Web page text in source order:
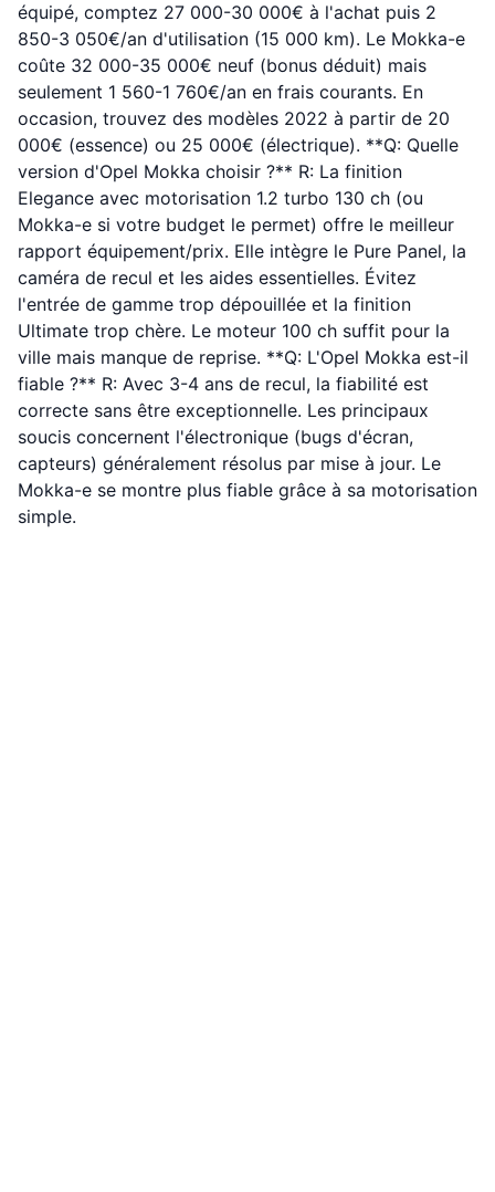
équipé, comptez 27 000-30 000€ à l'achat puis 2
850-3 050€/an d'utilisation (15 000 km). Le Mokka-e
coûte 32 000-35 000€ neuf (bonus déduit) mais
seulement 1 560-1 760€/an en frais courants. En
occasion, trouvez des modèles 2022 à partir de 20
000€ (essence) ou 25 000€ (électrique). **Q: Quelle
version d'Opel Mokka choisir ?** R: La finition
Elegance avec motorisation 1.2 turbo 130 ch (ou
Mokka-e si votre budget le permet) offre le meilleur
rapport équipement/prix. Elle intègre le Pure Panel, la
caméra de recul et les aides essentielles. Évitez
l'entrée de gamme trop dépouillée et la finition
Ultimate trop chère. Le moteur 100 ch suffit pour la
ville mais manque de reprise. **Q: L'Opel Mokka est-il
fiable ?** R: Avec 3-4 ans de recul, la fiabilité est
correcte sans être exceptionnelle. Les principaux
soucis concernent l'électronique (bugs d'écran,
capteurs) généralement résolus par mise à jour. Le
Mokka-e se montre plus fiable grâce à sa motorisation
simple.